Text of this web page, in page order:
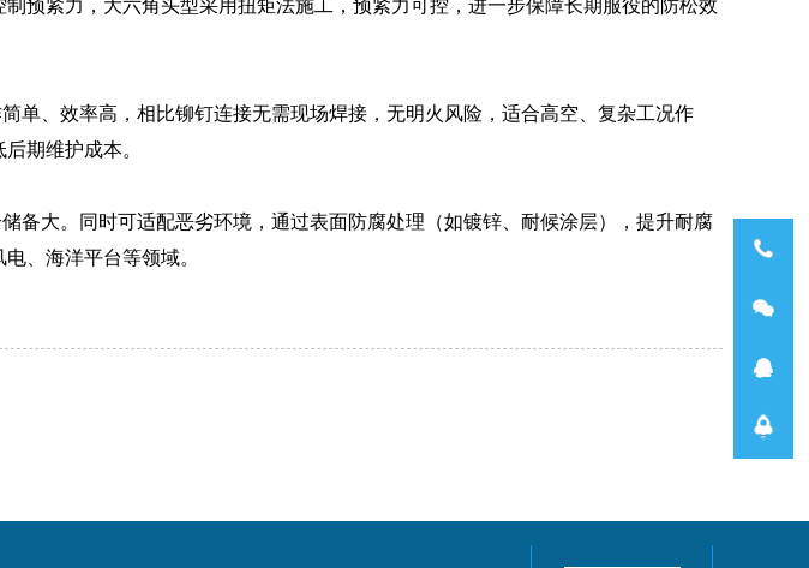
预紧力，大六角头型采用扭矩法施工，预紧力可控，进一步保障长期服役的防松效
、效率高，相比铆钉连接无需现场焊接，无明火风险，适合高空、复杂工况作
期维护成本。
大。同时可适配恶劣环境，通过表面防腐处理（如镀锌、耐候涂层），提升耐腐
、海洋平台等领域。